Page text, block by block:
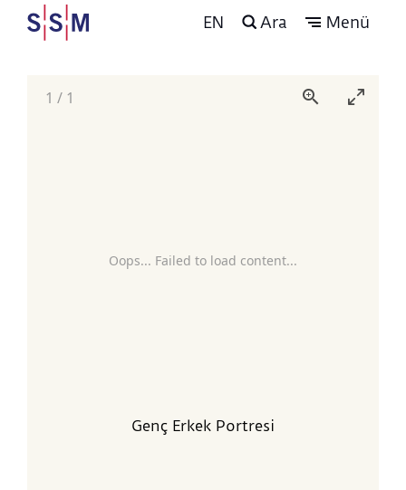
EN Ara Menü
Oops... Failed to load content...
1 / 1
Genç Erkek Portresi